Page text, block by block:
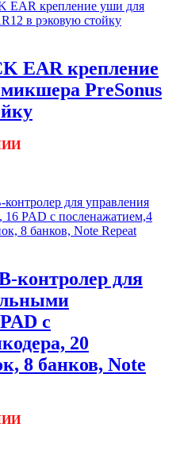
EAR крепление
PreSonus
контролер для
с
20
8 банков, Note